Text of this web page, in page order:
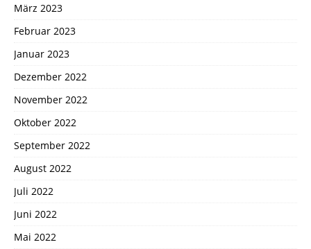
März 2023
Februar 2023
Januar 2023
Dezember 2022
November 2022
Oktober 2022
September 2022
August 2022
Juli 2022
Juni 2022
Mai 2022